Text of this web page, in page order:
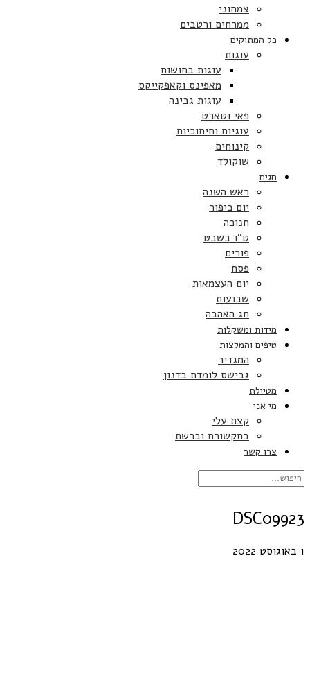
צמחוני
ממרחים ורטבים
כל המתוקים
עוגות
עוגות בחושות
מאפינס וקאפקייקס
עוגות גבינה
פאי וטארט
עוגיות וחיתוכיות
קינוחים
שוקולד
חגים
ראש השנה
יום כיפור
חנוכה
ט”ו בשבט
פורים
פסח
יום העצמאות
שבועות
חג האהבה
מידות ומשקלות
טיפים והמלצות
המגדיר
גבישס לומדת בדנון
מטיילת
מי אני
קצת עלי
בתקשורת וברשת
צרו קשר
DSC09923
1 באוגוסט 2022